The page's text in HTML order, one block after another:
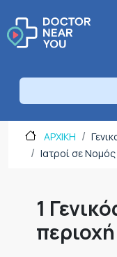
ΑΡΧΙΚΗ
Ιατροί σε
1